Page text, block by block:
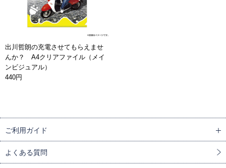
出川哲朗の充電させてもらえませ
んか？ A4クリアファイル（メイ
ンビジュアル）
440円
ご利用ガイド
よくある質問